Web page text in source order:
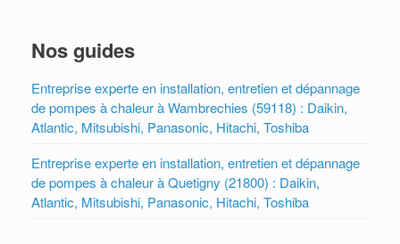
Nos guides
Entreprise experte en installation, entretien et dépannage
de pompes à chaleur à Wambrechies (59118) : Daikin,
Atlantic, Mitsubishi, Panasonic, Hitachi, Toshiba
Entreprise experte en installation, entretien et dépannage
de pompes à chaleur à Quetigny (21800) : Daikin,
Atlantic, Mitsubishi, Panasonic, Hitachi, Toshiba